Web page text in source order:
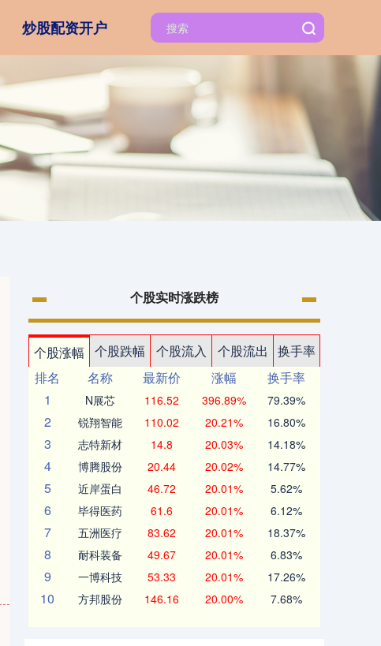
炒股配资开户
个股实时涨跌榜
个股涨幅 个股跌幅 个股流入 个股流出
换手率
排名
名称 最新价 涨幅
换手率
1
N展芯 116.52 396.89% 79.39%
2 锐翔智能 110.02 20.21% 16.80%
3 志特新材 14.8 20.03% 14.18%
4 博腾股份 20.44 20.02% 14.77%
5 近岸蛋白 46.72 20.01% 5.62%
6 毕得医药 61.6 20.01% 6.12%
7 五洲医疗 83.62 20.01% 18.37%
8 耐科装备 49.67 20.01% 6.83%
9 一博科技 53.33 20.01% 17.26%
10 方邦股份 146.16 20.00% 7.68%